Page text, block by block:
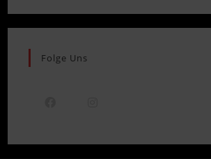
Folge Uns
in
in